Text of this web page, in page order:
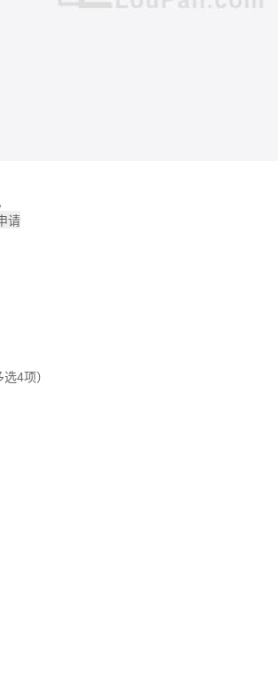
动大么？
看。
管家。
去看看。
。
请
选4项）